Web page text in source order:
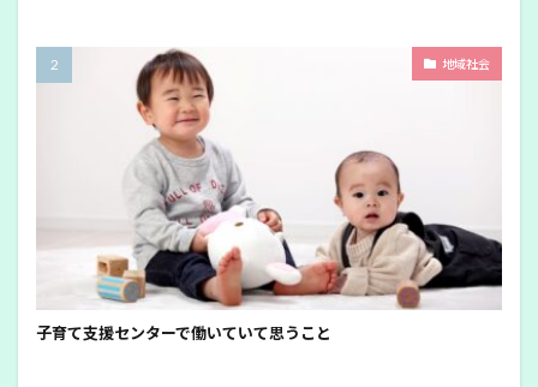
地域社会
子育て支援センターで働いていて思うこと